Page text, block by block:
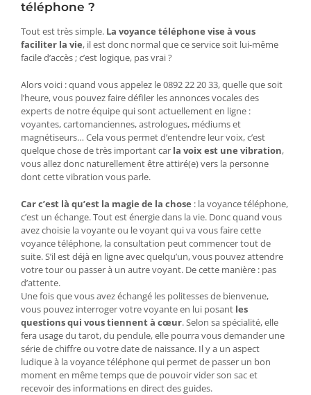
téléphone ?
Tout est très simple. La voyance téléphone vise à vous
faciliter la vie, il est donc normal que ce service soit lui-même
facile d’accès ; c’est logique, pas vrai ?
Alors voici : quand vous appelez le 0892 22 20 33, quelle que soit
l’heure, vous pouvez faire défiler les annonces vocales des
experts de notre équipe qui sont actuellement en ligne :
voyantes, cartomanciennes, astrologues, médiums et
magnétiseurs… Cela vous permet d’entendre leur voix, c’est
quelque chose de très important car la voix est une vibration,
vous allez donc naturellement être attiré(e) vers la personne
dont cette vibration vous parle.
Car c’est là qu’est la magie de la chose : la voyance téléphone,
c’est un échange. Tout est énergie dans la vie. Donc quand vous
avez choisie la voyante ou le voyant qui va vous faire cette
voyance téléphone, la consultation peut commencer tout de
suite. S’il est déjà en ligne avec quelqu’un, vous pouvez attendre
votre tour ou passer à un autre voyant. De cette manière : pas
d’attente.
Une fois que vous avez échangé les politesses de bienvenue,
vous pouvez interroger votre voyante en lui posant les
questions qui vous tiennent à cœur. Selon sa spécialité, elle
fera usage du tarot, du pendule, elle pourra vous demander une
série de chiffre ou votre date de naissance. Il y a un aspect
ludique à la voyance téléphone qui permet de passer un bon
moment en même temps que de pouvoir vider son sac et
recevoir des informations en direct des guides.